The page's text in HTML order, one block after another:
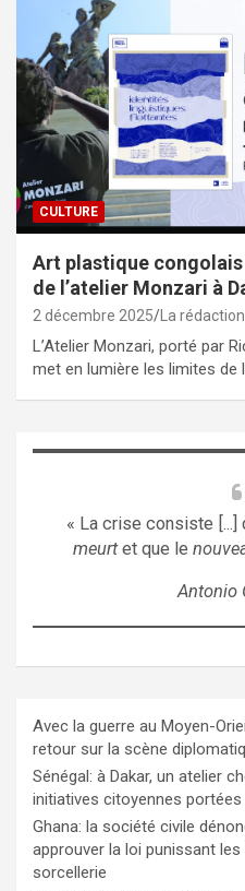
CULTURE
Art plastique
de l’atelier Monzari à
2 décembre 2025 La rédaction
L’Atelier Monzari, porté par
met en lumière les limites de
« La crise consiste [...]
meurtet que le
Antonio
Avec la guerre au Moyen-
retour sur la scène
Sénégal: à Dakar, un atelier
initiatives citoyennes
Ghana: la société civile
approuver la loi punissant
sorcellerie